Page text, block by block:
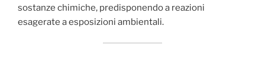
sostanze chimiche, predisponendo a reazioni
esagerate a esposizioni ambientali.